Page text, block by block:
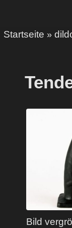
Startseite »
Bild